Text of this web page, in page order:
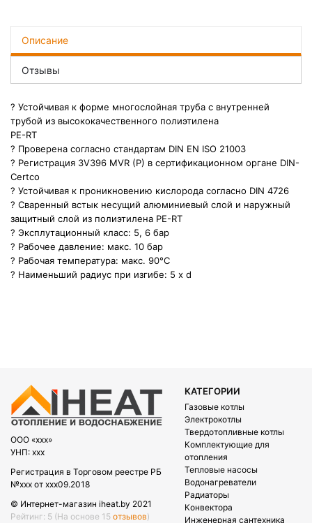
Описание
Отзывы
? Устойчивая к форме многослойная труба с внутренней
трубой из высококачественного полиэтилена
PE-RT
? Проверена согласно стандартам DIN EN ISO 21003
? Регистрация 3V396 MVR (P) в сертификационном органе DIN-
Certco
? Устойчивая к проникновению кислорода согласно DIN 4726
? Сваренный встык несущий алюминиевый слой и наружный
защитный слой из полиэтилена PE-RT
? Эксплутационный класс: 5, 6 бар
? Рабочее давление: макс. 10 бар
? Рабочая температура: макс. 90°C
? Наименьший радиус при изгибе: 5 x d
OOO «xxx»
УНП: xxx
Регистрация в Торговом реестре РБ
№xxx от xxx09.2018
© Интернет-магазин iheat.by 2021
Рейтинг: 5 (На основе 15 отзывов)
КАТЕГОРИИ
Газовые котлы
Электрокотлы
Твердотопливные котлы
Комплектующие для
отопления
Тепловые насосы
Водонагреватели
Радиаторы
Конвектора
Инженерная сантехника